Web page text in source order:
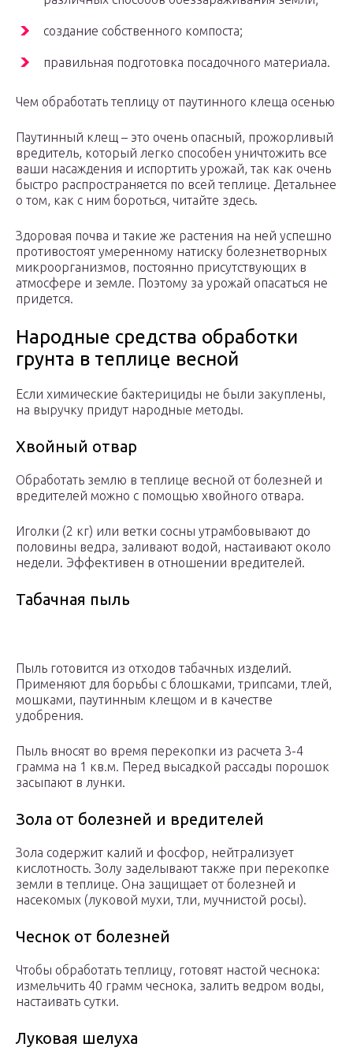
создание собственного компоста;
правильная подготовка посадочного материала.
Чем обработать теплицу от паутинного клеща осенью
Паутинный клещ – это очень опасный, прожорливый
вредитель, который легко способен уничтожить все
ваши насаждения и испортить урожай, так как очень
быстро распространяется по всей теплице. Детальнее
о том, как с ним бороться, читайте здесь.
Здоровая почва и такие же растения на ней успешно
противостоят умеренному натиску болезнетворных
микроорганизмов, постоянно присутствующих в
атмосфере и земле. Поэтому за урожай опасаться не
придется.
Народные средства обработки
грунта в теплице весной
Если химические бактерициды не были закуплены,
на выручку придут народные методы.
Хвойный отвар
Обработать землю в теплице весной от болезней и
вредителей можно с помощью хвойного отвара.
Иголки (2 кг) или ветки сосны утрамбовывают до
половины ведра, заливают водой, настаивают около
недели. Эффективен в отношении вредителей.
Табачная пыль
Пыль готовится из отходов табачных изделий.
Применяют для борьбы с блошками, трипсами, тлей,
мошками, паутинным клещом и в качестве
удобрения.
Пыль вносят во время перекопки из расчета 3-4
грамма на 1 кв.м. Перед высадкой рассады порошок
засыпают в лунки.
Зола от болезней и вредителей
Зола содержит калий и фосфор, нейтрализует
кислотность. Золу заделывают также при перекопке
земли в теплице. Она защищает от болезней и
насекомых (луковой мухи, тли, мучнистой росы).
Чеснок от болезней
Чтобы обработать теплицу, готовят настой чеснока:
измельчить 40 грамм чеснока, залить ведром воды,
настаивать сутки.
Луковая шелуха